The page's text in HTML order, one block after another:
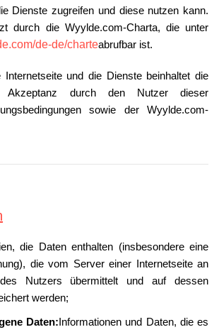
Dienste zugreifen und diese nutzen kann.
durch die Wyylde.com-Charta, die unter
de-de/charteabrufbar ist.
und die Dienste beinhaltet die
Akzeptanz durch den Nutzer dieser
sowie der Wyylde.com-
die Daten enthalten (insbesondere eine
die vom Server einer Internetseite an
Nutzers übermittelt und auf dessen
werden;
Daten:Informationen und Daten, die es